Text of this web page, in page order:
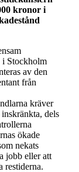
kronor i
i Stockholm
av den
från
kräver
dels
ökade
nekats
jobb eller att
restiderna.